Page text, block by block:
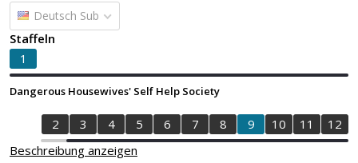
Deutsch Sub
Staffeln
1
Dangerous Housewives' Self Help Society
2 3 4 5 6 7 8 9 10 11
12
Beschreibung anzeigen